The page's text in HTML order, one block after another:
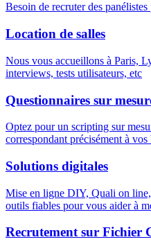
Besoin de recruter des
Location de salles
Nous vous accueillons à Paris,
interviews, tests utilisateurs, etc
Questionnaires sur
Optez pour un scripting sur
correspondant précisément à vos
Solutions digitales
Mise en ligne DIY, Quali on
outils fiables pour vous aider à
Recrutement sur Fichier